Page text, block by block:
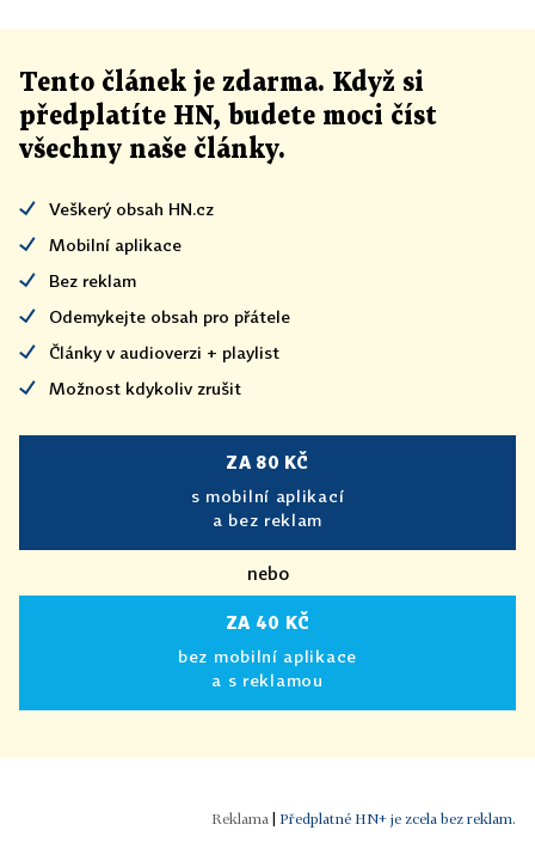
Tento článek je zdarma. Když si
předplatíte HN, budete moci číst
všechny naše články.
Veškerý obsah HN.cz
Mobilní aplikace
Bez reklam
Odemykejte obsah pro přátele
Články v audioverzi + playlist
Možnost kdykoliv zrušit
ZA 80 KČ
s mobilní aplikací
a bez reklam
nebo
ZA 40 KČ
bez mobilní aplikace
a s reklamou
Předplatné HN+ je zcela bez reklam.